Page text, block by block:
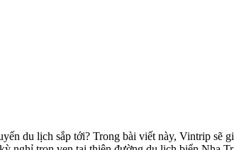
du lịch sắp tới? Trong bài viết này, Vintrip sẽ